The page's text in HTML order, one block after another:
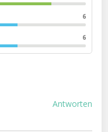
6
6
Antworten